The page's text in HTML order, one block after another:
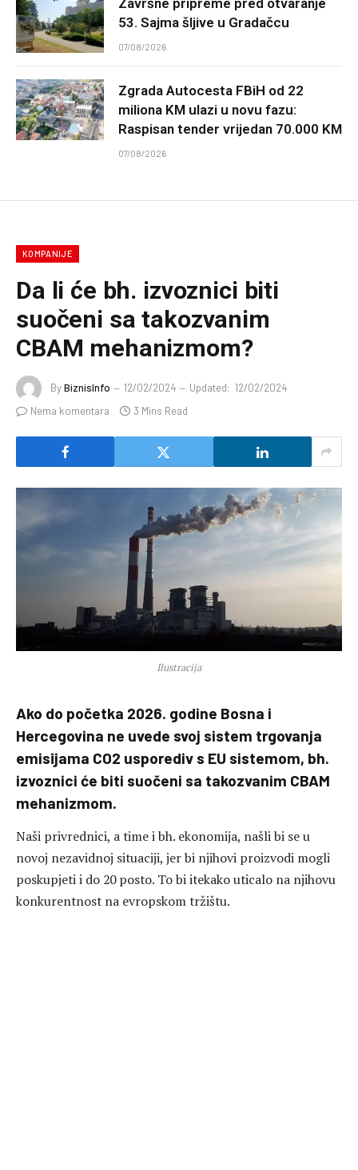
Završne pripreme pred otvaranje
53. Sajma šljive u Gradačcu
07/08/2026
Zgrada Autocesta FBiH od 22
miliona KM ulazi u novu fazu:
Raspisan tender vrijedan 70.000 KM
07/08/2026
KOMPANIJE
Da li će bh. izvoznici biti
suočeni sa takozvanim
CBAM mehanizmom?
ByBiznisInfo 12/02/2024 Updated: 12/02/2024
Nema komentara
3 Mins Read
Ilustracija
Ako do početka 2026. godine Bosna i
Hercegovina ne uvede svoj sistem trgovanja
emisijama CO2 usporediv s EU sistemom, bh.
izvoznici će biti suočeni sa takozvanim CBAM
mehanizmom.
Naši privrednici, a time i bh. ekonomija, našli bi se u
novoj nezavidnoj situaciji, jer bi njihovi proizvodi mogli
poskupjeti i do 20 posto. To bi itekako uticalo na njihovu
konkurentnost na evropskom tržištu.